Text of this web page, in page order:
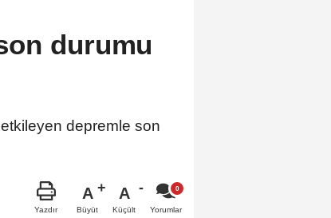
durumu
depremle son
Yazdır
A
Büyüt
A
Küçült Yorumlar